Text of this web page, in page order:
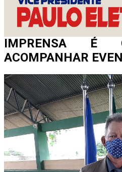
considerados essenciais para a
próxima gestão estadual.
IMPRENSA É
ACOMPANHAR
A participação da imprensa
sociedade às evidências
contribuindo para um
sobre os desafios e as
próximos anos.
Os profissionais
deverão efetuar o
disponível no link abaixo: